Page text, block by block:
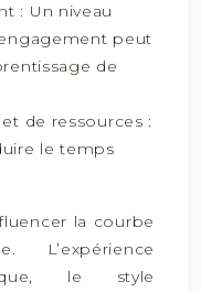
: Un niveau
peut
de
de ressources :
le temps
la courbe
L’expérience
le style